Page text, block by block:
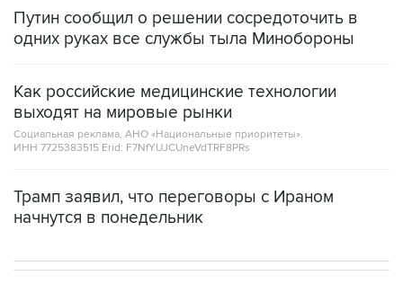
Путин сообщил о решении сосредоточить в
одних руках все службы тыла Минобороны
Как российские медицинские технологии
выходят на мировые рынки
Социальная реклама, АНО «Национальные приоритеты».
ИНН 7725383515 Erid: F7NfYUJCUneVdTRF8PRs
Трамп заявил, что переговоры с Ираном
начнутся в понедельник